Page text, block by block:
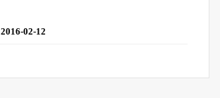
2016-02-12